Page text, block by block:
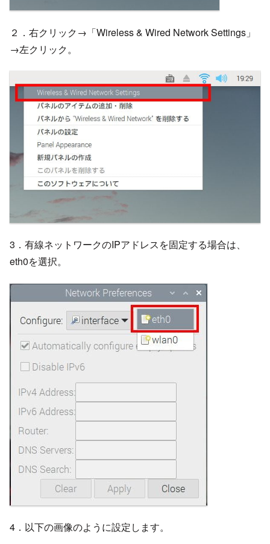
２．右クリック→「Wireless & Wired Network Settings」
→左クリック。
3．有線ネットワークのIPアドレスを固定する場合は、
eth0を選択。
4．以下の画像のように設定します。